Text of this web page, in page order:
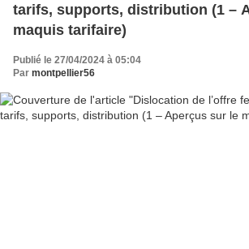
tarifs, supports, distribution (1 –
maquis tarifaire)
Publié le 27/04/2024 à 05:04
Par montpellier56